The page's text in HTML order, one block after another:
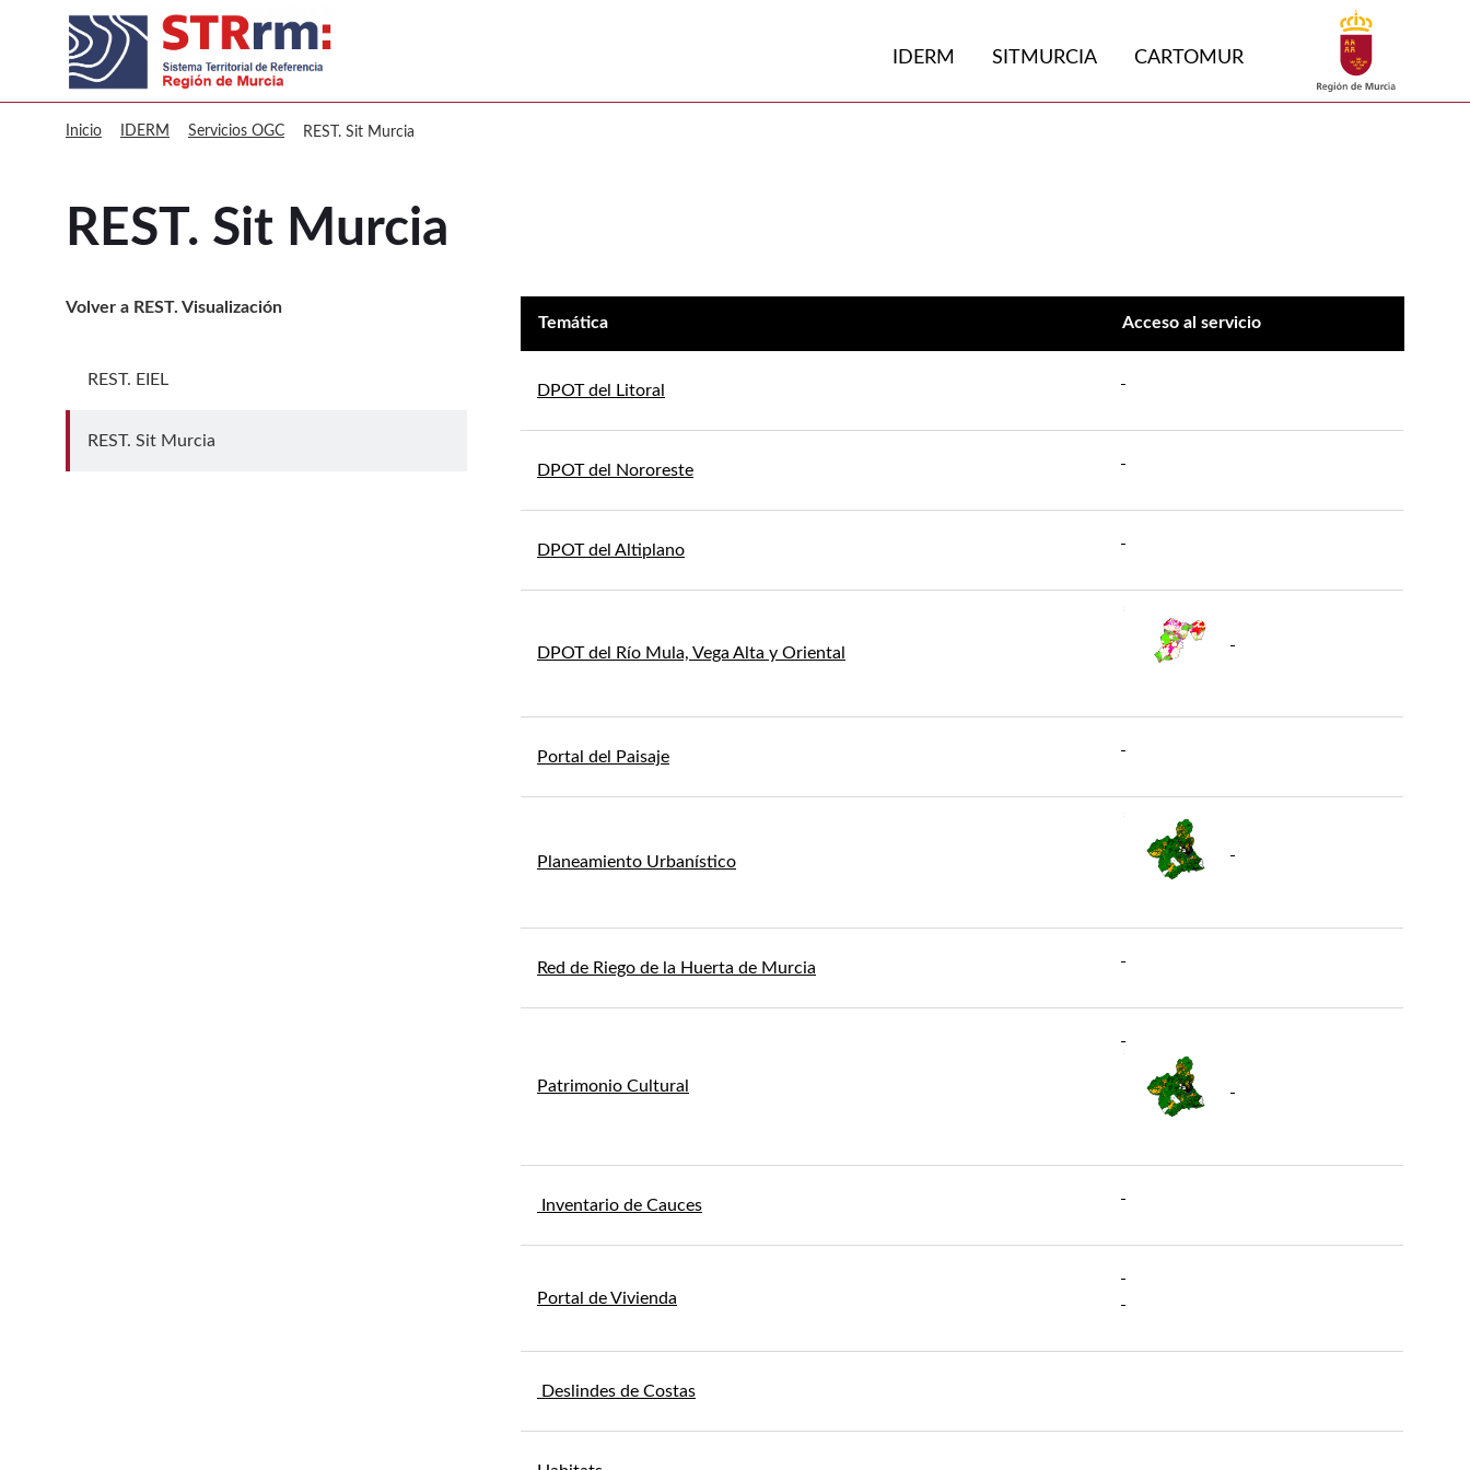
sitmurcia REST. Sit Murcia IDERM SITMURCIA CARTOMUR Buscar
Inicio IDERM Servicios OGC REST. Sit Murcia
REST. Sit Murcia
Volver a REST. Visualización
REST. EIEL
Ir a REST. EIEL
REST. Sit Murcia
Temática Acceso al servicio
DPOT del Litoral
DPOT del Nororeste
DPOT del Altiplano
DPOT del Río Mula, Vega Alta y Oriental
Portal del Paisaje
Planeamiento Urbanístico
Red de Riego de la Huerta de Murcia
Patrimonio Cultural
Inventario de Cauces
Portal de Vivienda
Deslindes de Costas